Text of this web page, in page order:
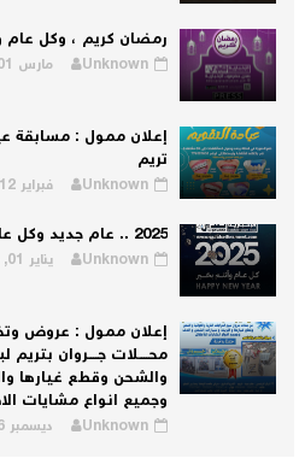
رمضان كريم ، وكل عام
Unknown مارس 01, 2025
إعلان ممول : مسابقة
تريم
Unknown فبراير 12, 2025
2025 .. عام جديد وكل عام وأنتم بخير
Unknown يناير 01, 2025
إعلان ممول : عروض
محــــلات جــــروان بتريم
والشحن وقطع غيارها
وجميع انواع مشايات
Unknown ديسمبر 26, 2024